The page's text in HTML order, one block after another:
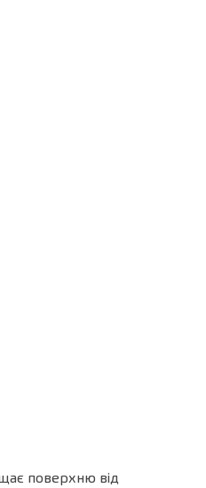
поверхню від